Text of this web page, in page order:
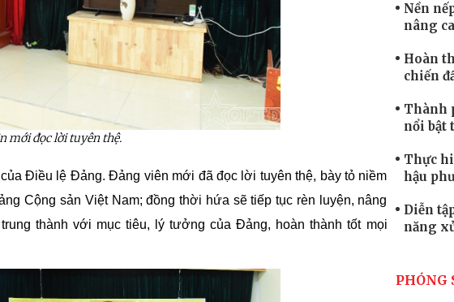
mới đọc lời tuyên thệ.
Điều lệ Đảng. Đảng viên mới đã đọc lời tuyên thệ, bày tỏ niềm
Cộng sản Việt Nam; đồng thời hứa sẽ tiếp tục rèn luyện, nâng
thành với mục tiêu, lý tưởng của Đảng, hoàn thành tốt mọi
Nền
nâng
Hoàn
chiến
Thành
nổi bật
Thực
hậu
Diễn
năng
vệ
PHÓNG